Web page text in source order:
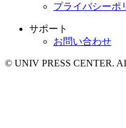
プライバシーポ
サポート
お問い合わせ
© UNIV PRESS CENTER.